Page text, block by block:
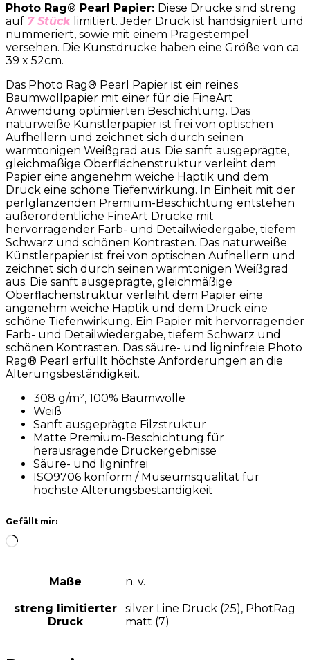
Photo Rag® Pearl Papier: Diese Drucke sind streng
auf 7 Stück limitiert. Jeder Druck ist handsigniert und
nummeriert, sowie mit einem Prägestempel
versehen. Die Kunstdrucke haben eine Größe von ca.
39 x 52cm.
Das Photo Rag® Pearl Papier ist ein reines
Baumwollpapier mit einer für die FineArt
Anwendung optimierten Beschichtung. Das
naturweiße Künstlerpapier ist frei von optischen
Aufhellern und zeichnet sich durch seinen
warmtonigen Weißgrad aus. Die sanft ausgeprägte,
gleichmäßige Oberflächenstruktur verleiht dem
Papier eine angenehm weiche Haptik und dem
Druck eine schöne Tiefenwirkung. In Einheit mit der
perlglänzenden Premium-Beschichtung entstehen
außerordentliche FineArt Drucke mit
hervorragender Farb- und Detailwiedergabe, tiefem
Schwarz und schönen Kontrasten. Das naturweiße
Künstlerpapier ist frei von optischen Aufhellern und
zeichnet sich durch seinen warmtonigen Weißgrad
aus. Die sanft ausgeprägte, gleichmäßige
Oberflächenstruktur verleiht dem Papier eine
angenehm weiche Haptik und dem Druck eine
schöne Tiefenwirkung. Ein Papier mit hervorragender
Farb- und Detailwiedergabe, tiefem Schwarz und
schönen Kontrasten. Das säure- und ligninfreie Photo
Rag® Pearl erfüllt höchste Anforderungen an die
Alterungsbeständigkeit.
308 g/m², 100% Baumwolle
Weiß
Sanft ausgeprägte Filzstruktur
Matte Premium-Beschichtung für
herausragende Druckergebnisse
Säure- und ligninfrei
ISO9706 konform / Museumsqualität für
höchste Alterungsbeständigkeit
Gefällt mir:
Wird
Maße n. v.
streng limitierter
Druck
silver Line Druck (25), PhotRag
matt (7)